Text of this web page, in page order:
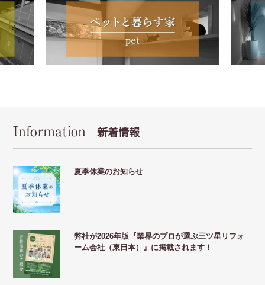
Information 新着情報
夏季休業のお知らせ
弊社が2026年版『業界のプロが選ぶ三ツ星リフォ
ーム会社（東日本）』に掲載されます！